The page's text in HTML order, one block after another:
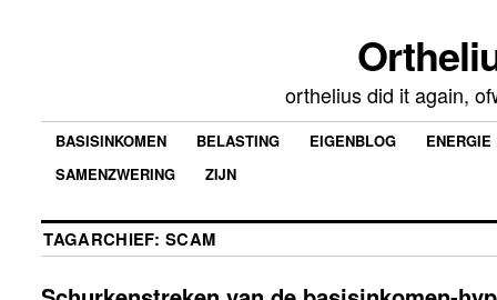
orthelius did it again,
BASISINKOMEN BELASTING EIGENBLOG
ENERGIE
SAMENZWERING
ZIJN
TAGARCHIEF:SCAM